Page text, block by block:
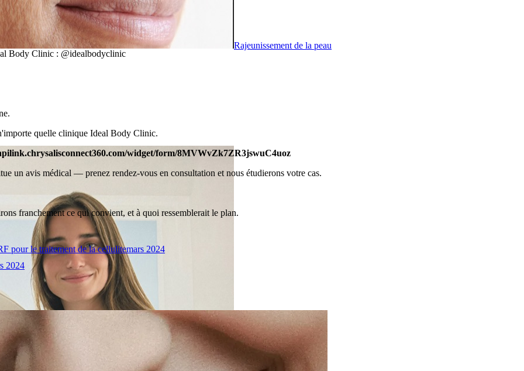
Rajeunissement de la peau
Body Clinic : @idealbodyclinic
quelle clinique Ideal Body Clinic.
widget/form/8MVWvZk7ZR3jswuC4uoz
un avis médical — prenez rendez-vous en consultation et nous étudierons votre cas.
franchement ce qui convient, et à quoi ressemblerait le plan.
pour le traitement de la cellulitemars 2024
2024